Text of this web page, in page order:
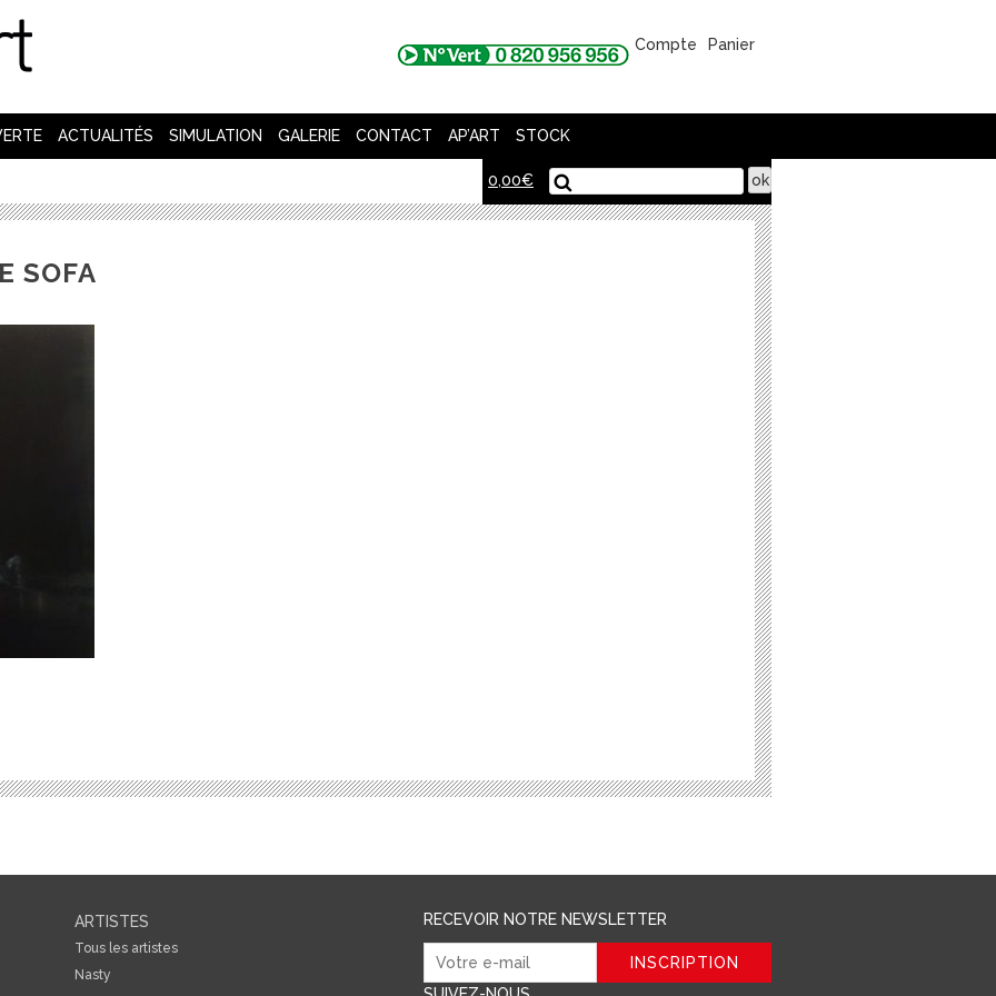
Compte Panier
ACTUALITÉS SIMULATION GALERIE CONTACT AP’ART STOCK
0,00€
SOFA
ARTISTES
Tous les artistes
Nasty
RECEVOIR NOTRE NEWSLETTER